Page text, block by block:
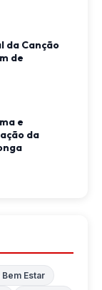
da Canção
de
e
da
Bem Estar